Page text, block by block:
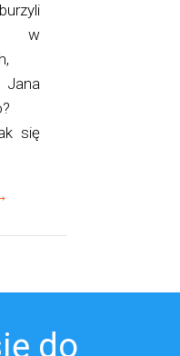
w
Jana
się
do